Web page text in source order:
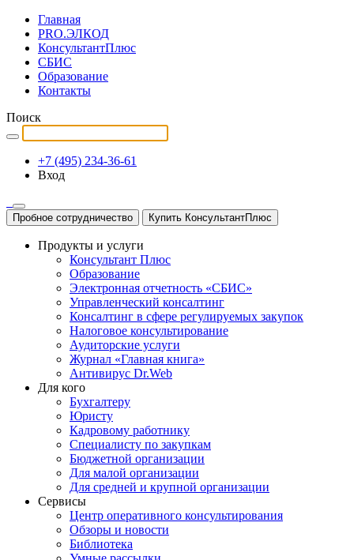
Главная
PRO.ЭЛКОД
КонсультантПлюс
СБИС
Образование
Контакты
Поиск
+7 (495) 234-36-61
Вход
Пробное сотрудничество Купить КонсультантПлюс
Продукты и услуги
Консультант Плюс
Образование
Электронная отчетность «СБИС»
Управленческий консалтинг
Консалтинг в сфере регулируемых закупок
Налоговое консультирование
Аудиторские услуги
Журнал «Главная книга»
Антивирус Dr.Web
Для кого
Бухгалтеру
Юристу
Кадровому работнику
Специалисту по закупкам
Бюджетной организации
Для малой организации
Для средней и крупной организации
Сервисы
Центр оперативного консультирования
Обзоры и новости
Библиотека